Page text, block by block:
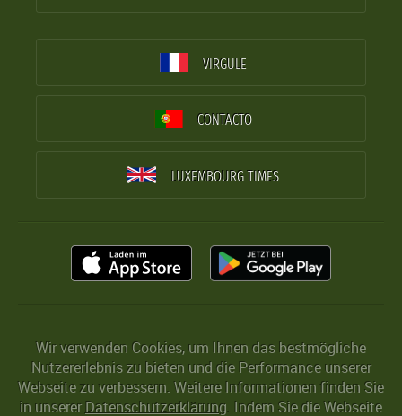
VIRGULE
CONTACTO
LUXEMBOURG TIMES
Wir verwenden Cookies, um Ihnen das bestmögliche
Nutzererlebnis zu bieten und die Performance unserer
Webseite zu verbessern. Weitere Informationen finden Sie
in unserer Datenschutzerklärung. Indem Sie die Webseite